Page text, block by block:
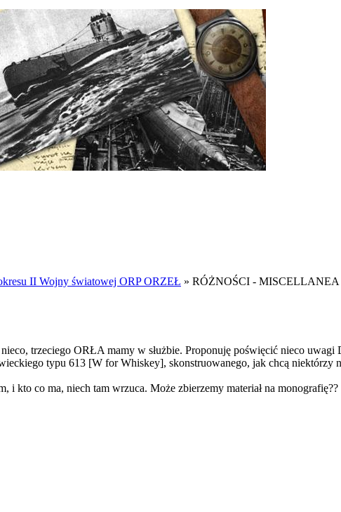
II Wojny światowej ORP ORZEŁ » RÓŻNOŚCI -
trzeciego ORŁA mamy w służbie. Proponuję poświęcić nieco
typu 613 [W for Whiskey], skonstruowanego, jak chcą niektórzy
i kto co ma, niech tam wrzuca. Może zbierzemy materiał na monografię??